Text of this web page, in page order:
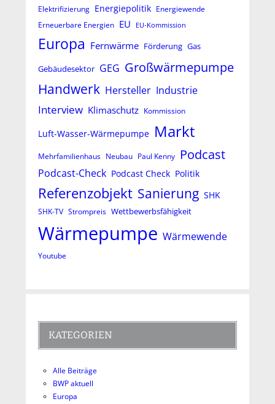
Elektrifizierung Energiepolitik Energiewende
Erneuerbare Energien EU EU-Kommission
Europa Fernwärme Förderung Gas
Gebäudesektor GEG Großwärmepumpe
Handwerk Hersteller Industrie
Interview Klimaschutz Kommission
Luft-Wasser-Wärmepumpe Markt
Mehrfamilienhaus Neubau Paul Kenny Podcast
Podcast-Check Podcast Check Politik
Referenzobjekt Sanierung SHK
SHK-TV Strompreis Wettbewerbsfähigkeit
Wärmepumpe Wärmewende
Youtube
KATEGORIEN
Alle Beiträge
BWP aktuell
Europa